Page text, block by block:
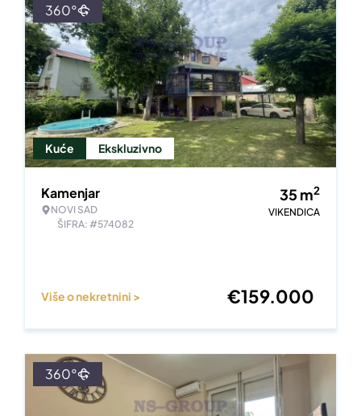
Kuće Ekskluzivno
360°
Kamenjar
NOVI SAD
ŠIFRA: #574082
35m2
VIKENDICA
Više o nekretnini > €159.000
360°